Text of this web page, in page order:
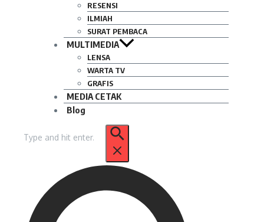
RESENSI
ILMIAH
SURAT PEMBACA
MULTIMEDIA
LENSA
WARTA TV
GRAFIS
MEDIA CETAK
Blog
untuk: